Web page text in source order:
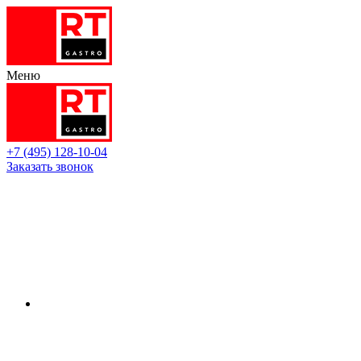
Меню
+7 (495) 128-10-04
Заказать звонок